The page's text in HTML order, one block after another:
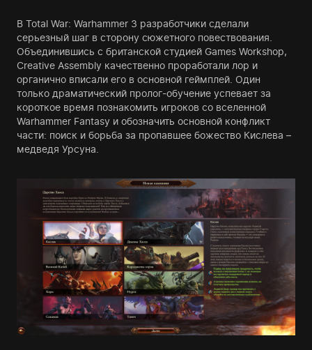
В Total War: Warhammer 3 разработчики сделали
серьезный шаг в сторону сюжетного повествования.
Объединившись с британской студией Games Workshop,
Creative Assembly качественно проработали лор и
органично вписали его в основной геймплей. Один
только драматический пролог-обучение успевает за
короткое время познакомить игроков со вселенной
Warhammer Fantasy и обозначить основной конфликт
части: поиск и борьба за пропавшее божество Кислева –
медведя Урсуна.